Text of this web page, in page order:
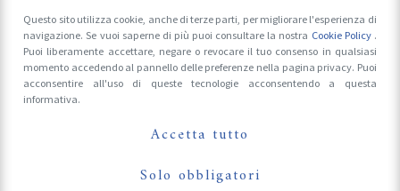
POESIA FESTIVAL ’21 – SECONDA
PARTE
Accrediti Stampa e Fotografi
Follow Us On
Questo sito utilizza cookie, anche di terze parti, per migliorare l'esperienza di
navigazione. Se vuoi saperne di più puoi consultare la nostra Cookie Policy .
Puoi liberamente accettare, negare o revocare il tuo consenso in qualsiasi
momento accedendo al pannello delle preferenze nella pagina privacy. Puoi
acconsentire all'uso di queste tecnologie acconsentendo a questa
informativa.
Accetta tutto
Solo obbligatori